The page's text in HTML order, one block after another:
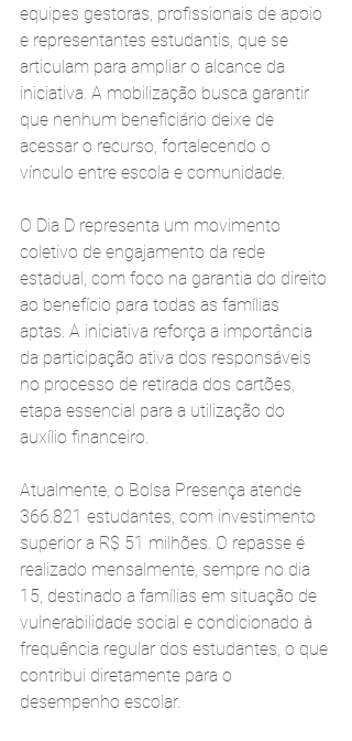
equipes gestoras, profissionais de apoio
e representantes estudantis, que se
articulam para ampliar o alcance da
iniciativa. A mobilização busca garantir
que nenhum beneficiário deixe de
acessar o recurso, fortalecendo o
vínculo entre escola e comunidade.
O Dia D representa um movimento
coletivo de engajamento da rede
estadual, com foco na garantia do direito
ao benefício para todas as famílias
aptas. A iniciativa reforça a importância
da participação ativa dos responsáveis
no processo de retirada dos cartões,
etapa essencial para a utilização do
auxílio financeiro.
Atualmente, o Bolsa Presença atende
366.821 estudantes, com investimento
superior a R$ 51 milhões. O repasse é
realizado mensalmente, sempre no dia
15, destinado a famílias em situação de
vulnerabilidade social e condicionado à
frequência regular dos estudantes, o que
contribui diretamente para o
desempenho escolar.